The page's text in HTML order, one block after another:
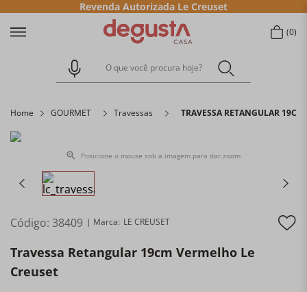
Revenda Autorizada Le Creuset
0
O que você procura hoje?
Home GOURMET Travessas TRAVESSA RETANGULAR
Posicione o mouse sob a imagem para dar zoom
Código: 38409 LE CREUSET
Travessa Retangular 19cm Vermelho Le
Creuset